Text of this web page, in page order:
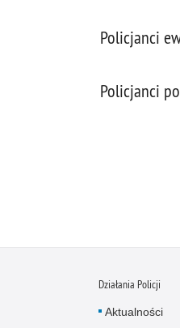
Policjanci
Policjanci
Działania Policji
Aktualności